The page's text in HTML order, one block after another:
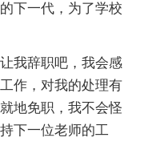
下一代，为了学校
我辞职吧，我会感
作，对我的处理有
地免职，我不会怪
下一位老师的工